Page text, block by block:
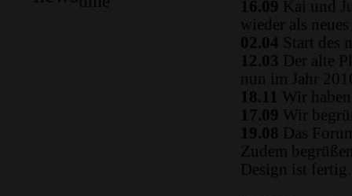
16.09 Kai und
wieder als
02.04 Start des
12.03 Der alte
nun im Jahr
18.11 Wir
17.09 Wir
19.08 Das
Zudem
Design ist fertig.